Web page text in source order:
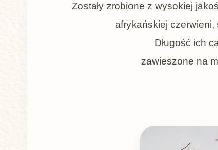
Zostały zrobione z wysokiej
afrykańskiej czerwieni,
Długość ich
zawieszone na